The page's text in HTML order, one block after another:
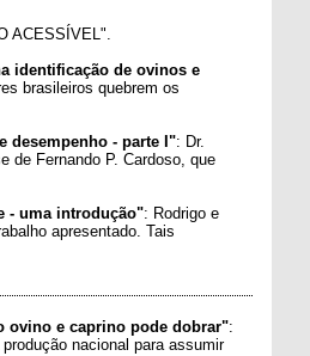
ACESSÍVEL".
identificação de ovinos e
brasileiros quebrem os
desempenho - parte I": Dr.
de Fernando P. Cardoso, que
- uma introdução": Rodrigo e
apresentado. Tais
ovino e caprino pode dobrar":
nacional para assumir